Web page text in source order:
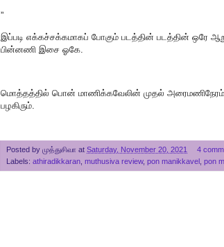
”
இப்படி எக்கச்சக்கமாகப் போகும் படத்தின் படத்தின் ஒரே
பின்னணி இசை ஓகே.
மொத்தத்தில் பொன் மாணிக்கவேலின் முதல் அரைமணிநேரம்
பழகிரும்.
Posted by முத்துசிவா at Saturday, November 20, 2021
4
Labels: athiradikkaran muthusiva review, pon manikkavel pon